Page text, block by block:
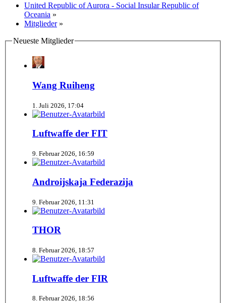
United Republic of Aurora - Social Insular Republic of
Oceania »
Mitglieder »
Neueste Mitglieder
Wang Ruiheng
1. Juli 2026, 17:04
Luftwaffe der FIT
9. Februar 2026, 16:59
Androijskaja Federazija
9. Februar 2026, 11:31
THOR
8. Februar 2026, 18:57
Luftwaffe der FIR
8. Februar 2026, 18:56